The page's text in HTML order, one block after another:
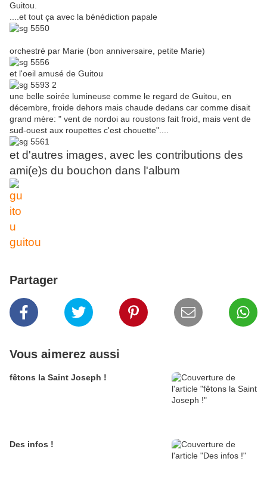
Guitou.
....et tout ça avec la bénédiction papale
orchestré par Marie (bon anniversaire, petite Marie)
et l'oeil amusé de Guitou
une belle soirée lumineuse comme le regard de Guitou, en
décembre, froide dehors mais chaude dedans car comme disait
grand mère: " vent de nordoi au roustons fait froid, mais vent de
sud-ouest aux roupettes c'est chouette"....
et d'autres images, avec les contributions des
ami(e)s du bouchon dans l'album
guitou
Partager
Vous aimerez aussi
fêtons la Saint Joseph !
Des infos !